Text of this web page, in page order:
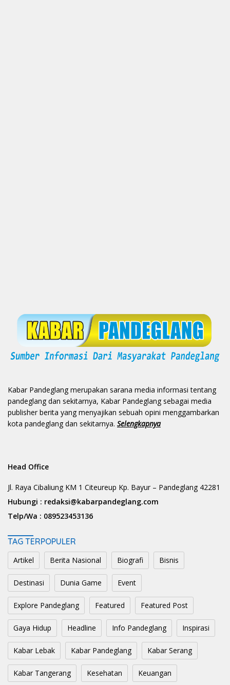
Kabar Pandeglang merupakan sarana media informasi tentang
pandeglang dan sekitarnya, Kabar Pandeglang sebagai media
publisher berita yang menyajikan sebuah opini menggambarkan
kota pandeglang dan sekitarnya. Selengkapnya
Head Office
Jl. Raya Cibaliung KM 1 Citeureup Kp. Bayur – Pandeglang 42281
Hubungi : redaksi@kabarpandeglang.com
Telp/Wa : 089523453136
TAG TERPOPULER
Artikel Berita Nasional Biografi Bisnis
Destinasi Dunia Game Event
Explore Pandeglang Featured Featured Post
Gaya Hidup Headline Info Pandeglang Inspirasi
Kabar Lebak Kabar Pandeglang Kabar Serang
Kabar Tangerang Kesehatan Keuangan